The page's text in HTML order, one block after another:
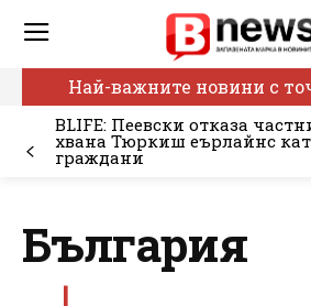
Най-важните новини с
BLIFE: Пеевски отказа
хвана Тюркиш еърлайнс
граждани
България